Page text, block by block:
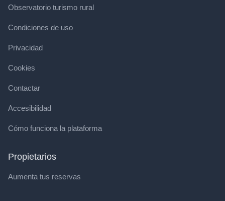
Observatorio turismo rural
Condiciones de uso
Privacidad
Cookies
Contactar
Accesibilidad
Cómo funciona la plataforma
Propietarios
Aumenta tus reservas